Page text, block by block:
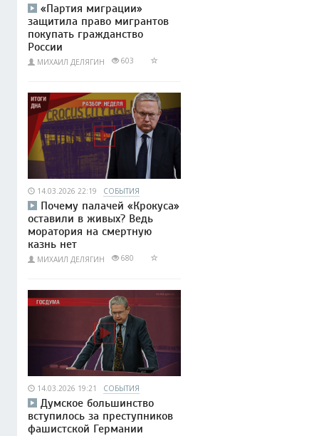
«Партия миграции»
защитила право мигрантов
покупать гражданство
России
МИХАИЛ ДЕЛЯГИН 603
14.03.2026 22:19 СОБЫТИЯ
Почему палачей «Крокуса»
оставили в живых? Ведь
моратория на смертную
казнь нет
МИХАИЛ ДЕЛЯГИН 680
14.03.2026 19:21 СОБЫТИЯ
Думское большинство
вступилось за преступников
фашистской Германии